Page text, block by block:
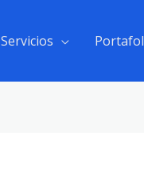
Servicios